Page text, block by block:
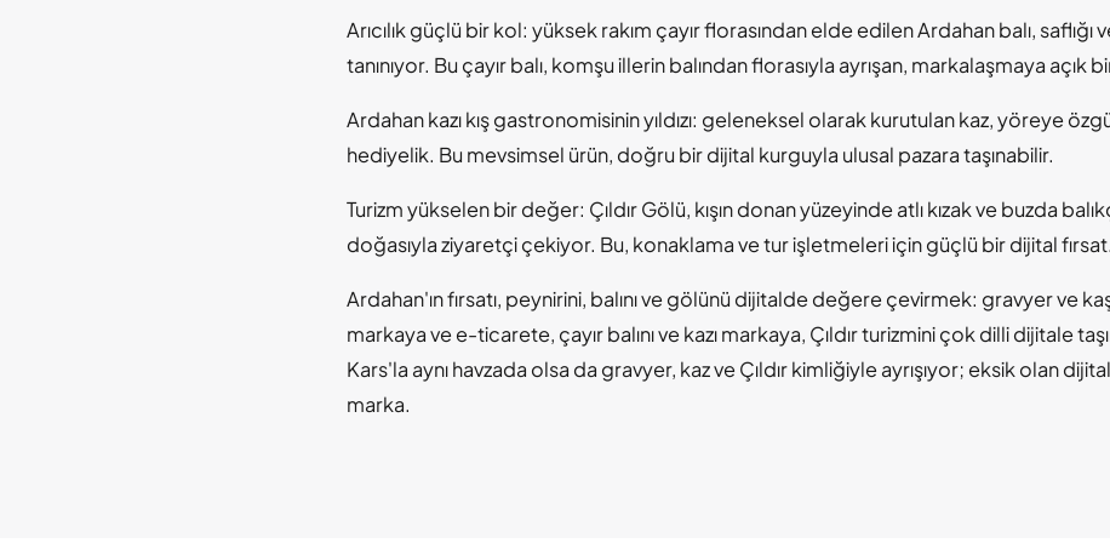
Arıcılık güçlü bir kol: yüksek rakım çayır florasından elde edilen Ardahan balı, saflığı
tanınıyor. Bu çayır balı, komşu illerin balından florasıyla ayrışan, markalaşmaya açık
Ardahan kazı kış gastronomisinin yıldızı: geleneksel olarak kurutulan kaz, yöreye
hediyelik. Bu mevsimsel ürün, doğru bir dijital kurguyla ulusal pazara taşınabilir.
Turizm yükselen bir değer: Çıldır Gölü, kışın donan yüzeyinde atlı kızak ve buzda
doğasıyla ziyaretçi çekiyor. Bu, konaklama ve tur işletmeleri için güçlü bir dijital fırsat.
Ardahan'ın fırsatı, peynirini, balını ve gölünü dijitalde değere çevirmek: gravyer ve
markaya ve e-ticarete, çayır balını ve kazı markaya, Çıldır turizmini çok dilli dijitale
Kars'la aynı havzada olsa da gravyer, kaz ve Çıldır kimliğiyle ayrışıyor; eksik olan
marka.